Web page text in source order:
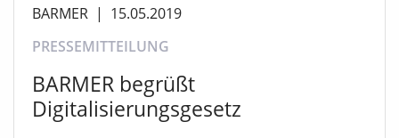
BARMER | 15.05.2019
PRESSEMITTEILUNG
BARMER begrüßt
Digitalisierungsgesetz